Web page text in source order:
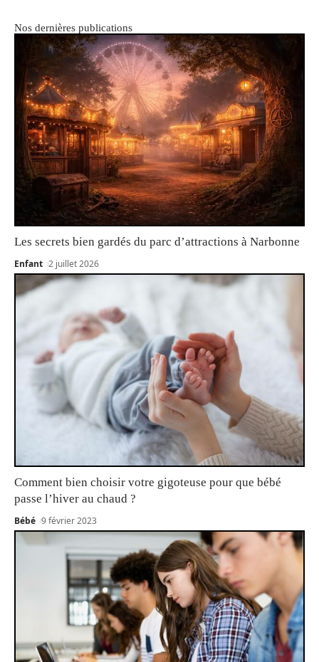
Nos dernières publications
Les secrets bien gardés du parc d’attractions à Narbonne
Enfant 2 juillet 2026
Comment bien choisir votre gigoteuse pour que bébé
passe l’hiver au chaud ?
Bébé 9 février 2023